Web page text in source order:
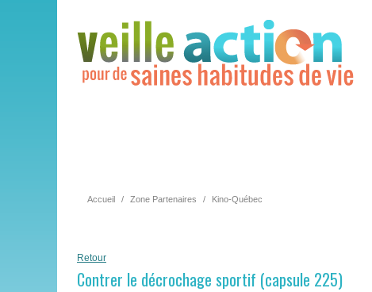
Accueil / Zone Partenaires / Kino-Québec
Retour
Contrer le décrochage sportif (capsule 225)